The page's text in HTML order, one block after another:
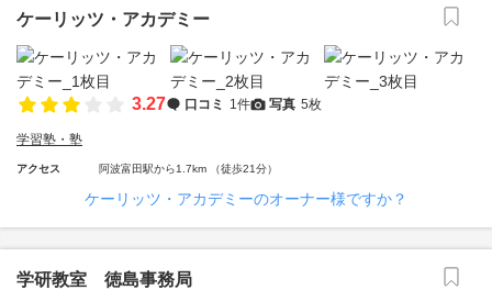
ケーリッツ・アカデミー
3.27 口コミ 1件 写真 5枚
学習塾・塾
アクセス 阿波富田駅から1.7km （徒歩21分）
ケーリッツ・アカデミーのオーナー様ですか？
学研教室 徳島事務局